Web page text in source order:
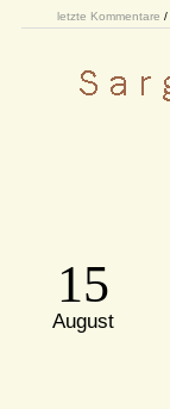
letzte Kommentare /
15
August